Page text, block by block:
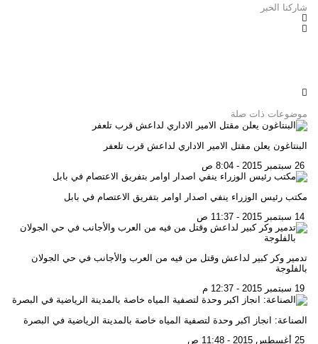
شاركنا الخبر
موضوعات ذات صلة
البنتاغون يعلن مقتل الامير الاداري لداعش قرب تلعفر
مكتب رئيس الوزراء ينفي اصدار اوامر بتفريق الاعتصام في بابل
تدمير وكر كبير لداعش وقتل من فيه من العرب والأجانب في حي الجولان
بالفلوجة
الصناعة: انجاز اكبر وحدة لتصفية المياه خاصة بالمدينة الرياضية في البصرة